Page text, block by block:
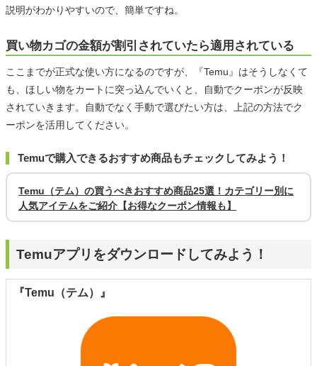
説明がわかりやすいので、簡単ですね。
買い物カゴの金額が割引されていたら適用されている
ここまでが正式な使い方になるのですが、『Temu』はそうしなくて
も、ほしい物をカートに突っ込んでいくと、自動でクーポンが反映
されていきます。自動でなく手動で選びたい方は、上記の方法でク
ーポンを活用してください。
Temuで購入できるおすすめ商品もチェックしてみよう！
Temu（テム）の買うべきおすすめ商品25選！カテゴリー別に
人気アイテムをご紹介【お得なクーポン情報も】
Temuアプリをダウンロードしてみよう！
『Temu（テム）』